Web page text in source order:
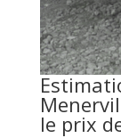
le prix